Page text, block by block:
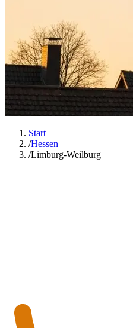
Start
/Hessen
/Limburg-Weilburg